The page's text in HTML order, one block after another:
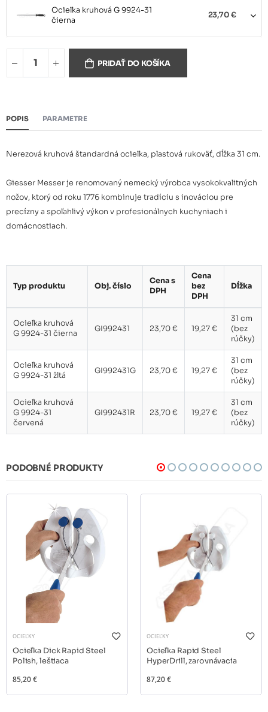
Ocieľka kruhová G 9924-31
čierna
23,70 €
Ocieľka kruhová G 9924-31 žltá
PRIDAŤ DO KOŠÍKA
POPIS PARAMETRE
Nerezová kruhová štandardná ocieľka, plastová rukoväť, dĺžka 31 cm.
Giesser Messer je renomovaný nemecký výrobca vysokokvalitných
nožov, ktorý od roku 1776 kombinuje tradíciu s inováciou pre
precízny a spoľahlivý výkon v profesionálnych kuchyniach i
domácnostiach.
Typ produktu Obj. číslo
Cena s
DPH
Cena
bez
DPH
Dĺžka
Ocieľka kruhová
G 9924-31 čierna
GI992431 23,70 € 19,27 €
31 cm
(bez
rúčky)
Ocieľka kruhová
G 9924-31 žltá
GI992431G 23,70 € 19,27 €
31 cm
(bez
rúčky)
Ocieľka kruhová
G 9924-31
červená
GI992431R 23,70 € 19,27 €
31 cm
(bez
rúčky)
PODOBNÉ PRODUKTY
OCIEĽKY
Ocieľka Dick Rapid Steel
Polish, leštiaca
85,20 €
OCIEĽKY
Ocieľka Rapid Steel
HyperDrill, zarovnávacia
87,20 €